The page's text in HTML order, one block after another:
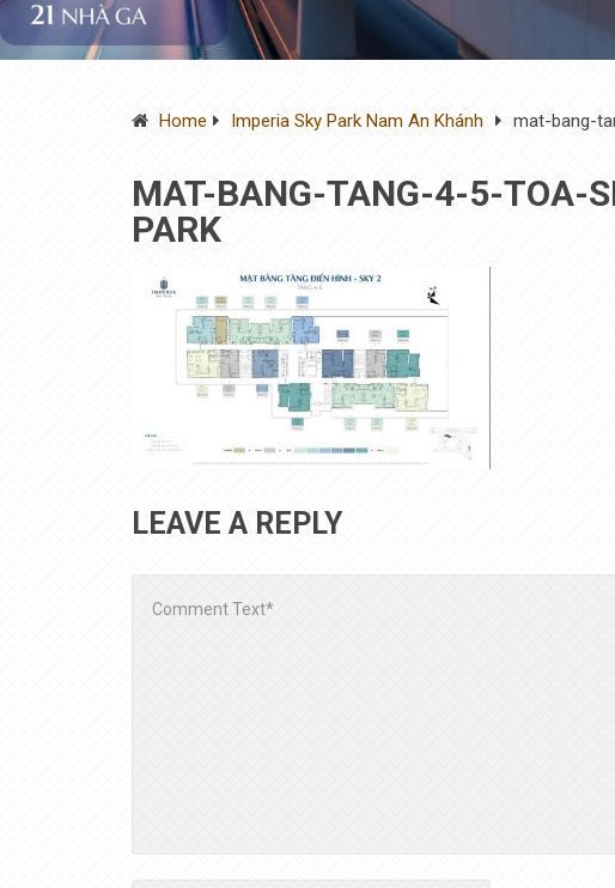
Home Imperia Sky Park Nam An Khánh mat-bang-
MAT-BANG-TANG-4-5-TOA-
PARK
LEAVE A REPLY